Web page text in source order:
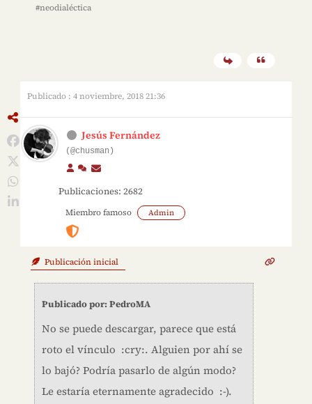
#neodialéctica
Publicado : 4 noviembre, 2018 21:36
Jesús Fernández
(@chusman)
Publicaciones: 2682
Miembro famoso Admin
Publicación inicial
Publicado por: PedroMA
No se puede descargar, parece que está
roto el vínculo :cry:. Alguien por ahí se
lo bajó? Podría pasarlo de algún modo?
Le estaría eternamente agradecido :-).